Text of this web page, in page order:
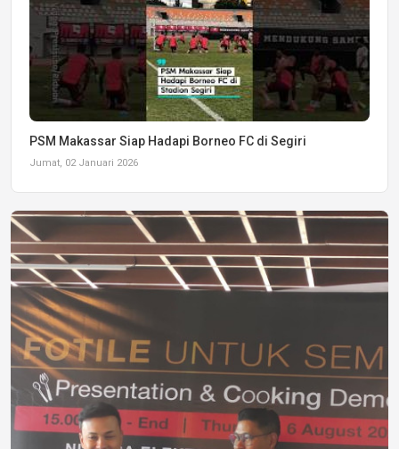
PSM Makassar Siap Hadapi Borneo FC di Segiri
Jumat, 02 Januari 2026